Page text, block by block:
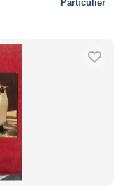
Particulier